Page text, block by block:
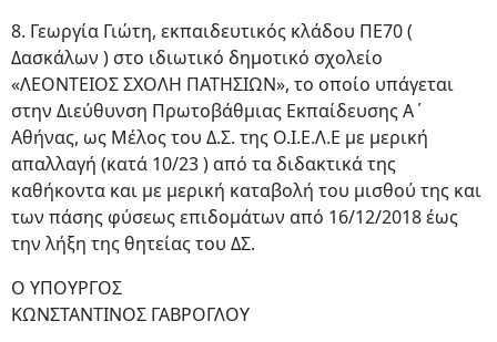
8. Γεωργία Γιώτη, εκπαιδευτικός κλάδου ΠΕ70 (
Δασκάλων ) στο ιδιωτικό δημοτικό σχολείο
«ΛΕΟΝΤΕΙΟΣ ΣΧΟΛΗ ΠΑΤΗΣΙΩΝ», το οποίο υπάγεται
στην Διεύθυνση Πρωτοβάθμιας Εκπαίδευσης Α΄
Αθήνας, ως Μέλος του Δ.Σ. της Ο.Ι.Ε.Λ.Ε με μερική
απαλλαγή (κατά 10/23 ) από τα διδακτικά της
καθήκοντα και με μερική καταβολή του μισθού της και
των πάσης φύσεως επιδομάτων από 16/12/2018 έως
την λήξη της θητείας του ΔΣ.
Ο ΥΠΟΥΡΓΟΣ
ΚΩΝΣΤΑΝΤΙΝΟΣ ΓΑΒΡΟΓΛΟΥ